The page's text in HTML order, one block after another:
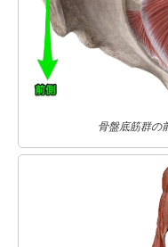
骨盤底筋群の